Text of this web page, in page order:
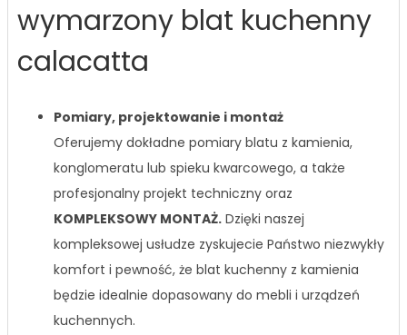
wymarzony blat kuchenny
calacatta
Pomiary, projektowanie i montaż
Oferujemy dokładne pomiary blatu z kamienia,
konglomeratu lub spieku kwarcowego, a także
profesjonalny projekt techniczny oraz
KOMPLEKSOWY MONTAŻ. Dzięki naszej
kompleksowej usłudze zyskujecie Państwo niezwykły
komfort i pewność, że blat kuchenny z kamienia
będzie idealnie dopasowany do mebli i urządzeń
kuchennych.